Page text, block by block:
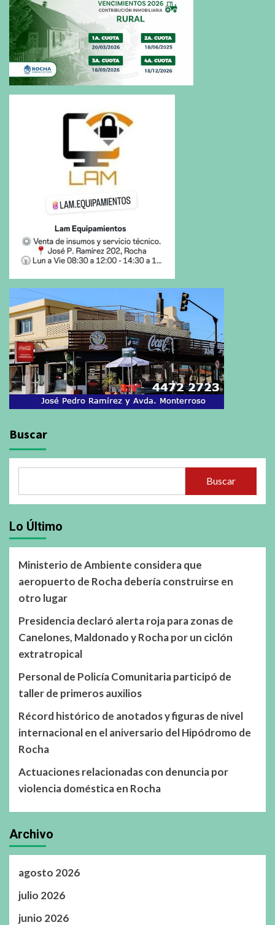
Buscar
Buscar
Lo Último
Ministerio de Ambiente considera que
aeropuerto de Rocha debería construirse en
otro lugar
Presidencia declaró alerta roja para zonas de
Canelones, Maldonado y Rocha por un ciclón
extratropical
Personal de Policía Comunitaria participó de
taller de primeros auxilios
Récord histórico de anotados y figuras de nivel
internacional en el aniversario del Hipódromo de
Rocha
Actuaciones relacionadas con denuncia por
violencia doméstica en Rocha
Archivo
agosto 2026
julio 2026
junio 2026